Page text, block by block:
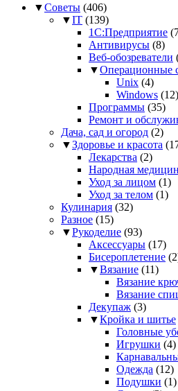
▼Советы (406)
▼IT (139)
1С:Предприятие
Антивирусы (8)
Веб-обозреватели
▼Операционные
Unix (4)
Windows (12)
Программы (35)
Ремонт и
Дача, сад и огород (2)
▼Здоровье и красота
Лекарства (2)
Народная
Уход за лицом (1)
Уход за телом (1)
Кулинария (32)
Разное (15)
▼Рукоделие (93)
Аксессуары (17)
Бисероплетение
▼Вязание (11)
Вязание
Вязание
Декупаж (3)
▼Кройка и шитье
Головные
Игрушки (4)
Одежда (12)
Подушки (1)